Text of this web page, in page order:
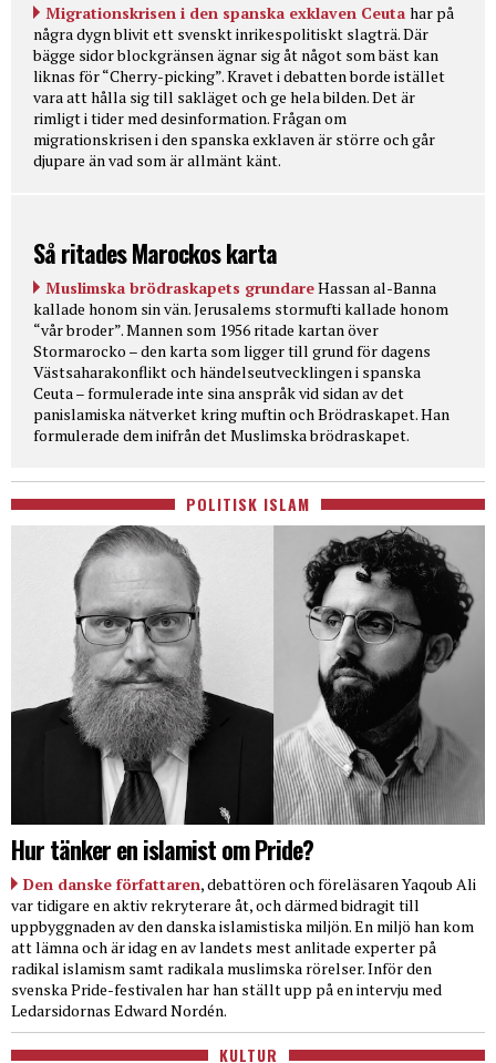
Migrationskrisen i den spanska exklaven Ceuta har på
några dygn blivit ett svenskt inrikespolitiskt slagträ. Där
bägge sidor blockgränsen ägnar sig åt något som bäst kan
liknas för “Cherry-picking”. Kravet i debatten borde istället
vara att hålla sig till sakläget och ge hela bilden. Det är
rimligt i tider med desinformation. Frågan om
migrationskrisen i den spanska exklaven är större och går
djupare än vad som är allmänt känt.
Så ritades Marockos karta
Muslimska brödraskapets grundareHassan al-Banna
kallade honom sin vän. Jerusalems stormufti kallade honom
“vår broder”. Mannen som 1956 ritade kartan över
Stormarocko – den karta som ligger till grund för dagens
Västsaharakonflikt och händelseutvecklingen i spanska
Ceuta – formulerade inte sina anspråk vid sidan av det
panislamiska nätverket kring muftin och Brödraskapet. Han
formulerade dem inifrån det Muslimska brödraskapet.
POLITISK ISLAM
Hur tänker en islamist om Pride?
Den danske författaren, debattören och föreläsaren Yaqoub Ali
var tidigare en aktiv rekryterare åt, och därmed bidragit till
uppbyggnaden av den danska islamistiska miljön. En miljö han kom
att lämna och är idag en av landets mest anlitade experter på
radikal islamism samt radikala muslimska rörelser. Inför den
svenska Pride-festivalen har han ställt upp på en intervju med
Ledarsidornas Edward Nordén.
KULTUR